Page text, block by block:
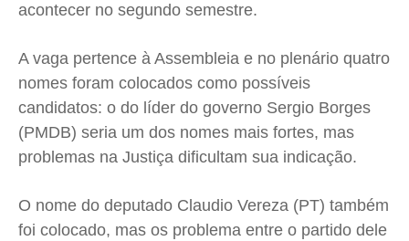
Caetano Roque
Gustavo Bastos
Jr Mignone (in memorian)
Wanda Sily
Publicidade Legal
Anuncie
Caetano Roque
Gustavo Bastos
Jr Mignone (in memorian)
Wanda Sily
Publicidade Legal
Anuncie
Caetano Roque
Gustavo Bastos
Jr Mignone (in memorian)
Wanda Sily
Publicidade Legal
Anuncie
Caetano Roque
Gustavo Bastos
Jr Mignone (in memorian)
Wanda Sily
Publicidade Legal
Anuncie
acontecer no segundo semestre.
A vaga pertence à Assembleia e no plenário quatro
nomes foram colocados como possíveis
candidatos: o do líder do governo Sergio Borges
(PMDB) seria um dos nomes mais fortes, mas
problemas na Justiça dificultam sua indicação.
O nome do deputado Claudio Vereza (PT) também
foi colocado, mas os problema entre o partido dele